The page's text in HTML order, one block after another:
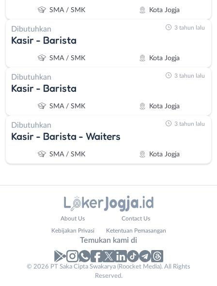
SMA / SMK Kota Jogja
Dibutuhkan
Kasir - Barista
SMA / SMK Kota Jogja
3 tahun lalu
Dibutuhkan
Kasir - Barista
SMA / SMK Kota Jogja
3 tahun lalu
Dibutuhkan
Kasir - Barista - Waiters
SMA / SMK Kota Jogja
3 tahun lalu
About Us Contact Us
Kebijakan Privasi Ketentuan Pemasangan
Temukan kami di
© 2026 PT Saka Cipta Swakarya (Roocket Media). All Rights
Reserved.